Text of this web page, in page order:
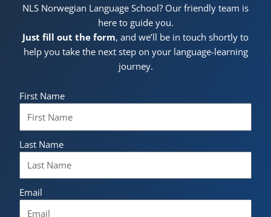
NLS Norwegian Language School? Our friendly team is
here to guide you.
Just fill out the form, and we’ll be in touch shortly to
help you take the next step on your language-learning
journey.
First Name
Last Name
Email